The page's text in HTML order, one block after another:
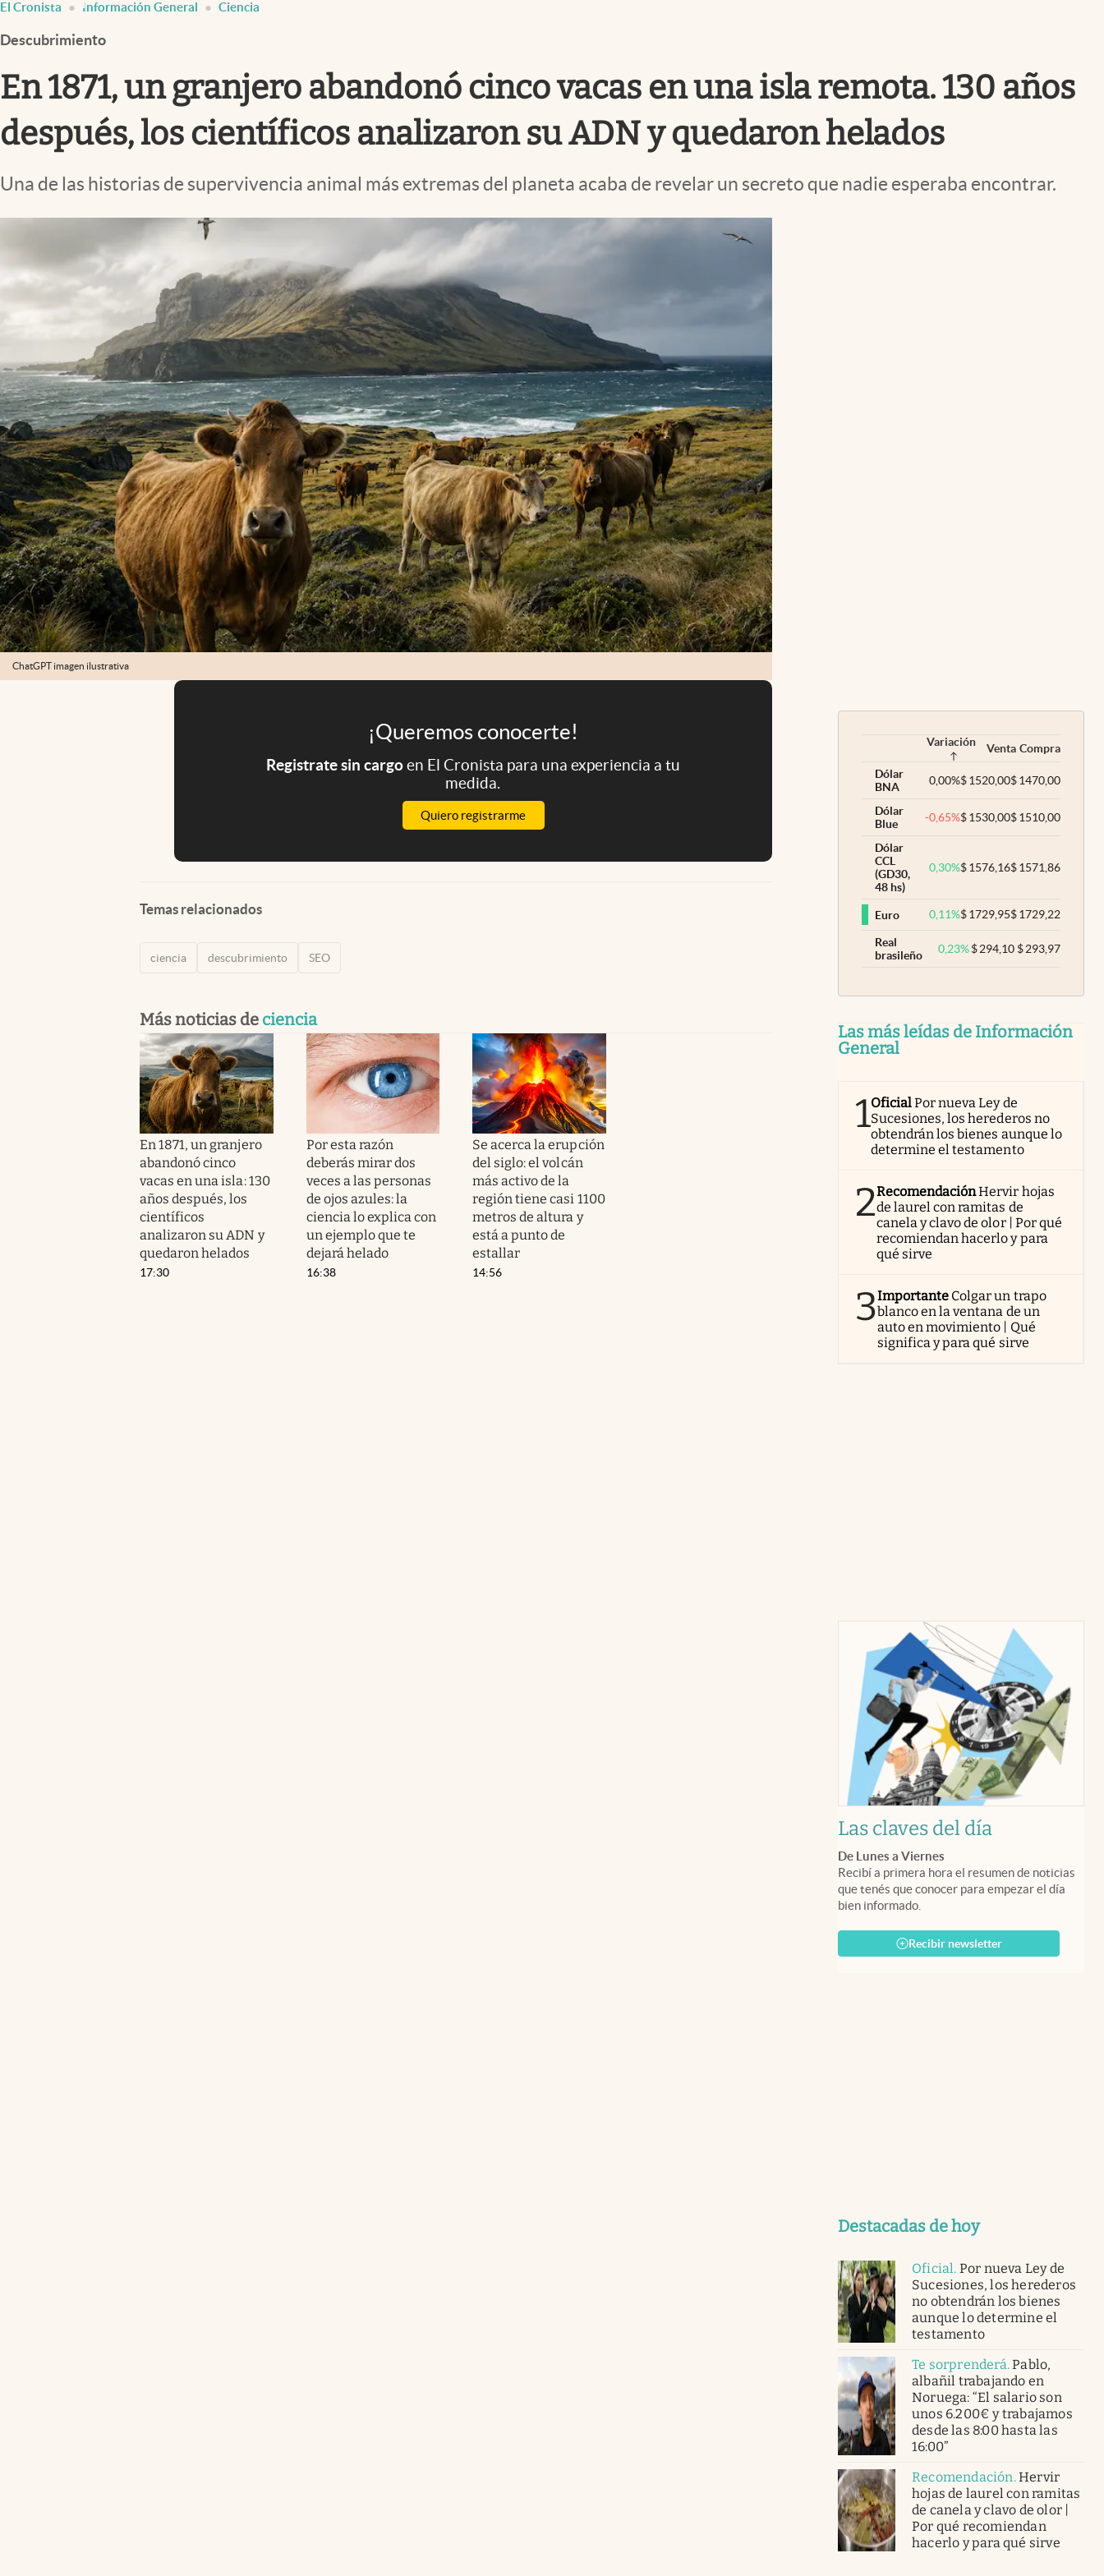
Infotechnology
Clase
Clima
Mundial 2026
Eventos Corporativos
El Cronista Información General Ciencia
Descubrimiento
En 1871, un granjero abandonó cinco vacas en una isla remota. 130 años
después, los científicos analizaron su ADN y quedaron helados
Una de las historias de supervivencia animal más extremas del planeta acaba de revelar un secreto que nadie esperaba encontrar.
ChatGPT imagen ilustrativa
¡Queremos conocerte!
Registrate sin cargoen El Cronista para una experiencia a tu
medida.
Quiero registrarme
Temas relacionados
ciencia descubrimiento SEO
Más noticias de ciencia
En 1871, un granjero
abandonó cinco
vacas en una isla: 130
años después, los
científicos
analizaron su ADN y
quedaron helados
17:30
Por esta razón
deberás mirar dos
veces a las personas
de ojos azules: la
ciencia lo explica con
un ejemplo que te
dejará helado
16:38
Se acerca la erupción
del siglo: el volcán
más activo de la
región tiene casi 1100
metros de altura y
está a punto de
estallar
14:56
Variación Venta Compra
Dólar
BNA
0,00%$1520,00$1470,00
Dólar
Blue
-0,65%$1530,00$1510,00
Dólar
CCL
(GD30,
48 hs)
0,30%$1576,16$1571,86
Euro 0,11%$1729,95$1729,22
Real
brasileño
0,23% $294,10 $293,97
Las más leídas de Información
General
1OficialPor nueva Ley de
Sucesiones, los herederos no
obtendrán los bienes aunque lo
determine el testamento
2RecomendaciónHervir hojas
de laurel con ramitas de
canela y clavo de olor | Por qué
recomiendan hacerlo y para
qué sirve
3Importante Colgar un trapo
blanco en la ventana de un
auto en movimiento | Qué
significa y para qué sirve
Las claves del día
De Lunes a Viernes
Recibí a primera hora el resumen de noticias
que tenés que conocer para empezar el día
bien informado.
Recibir newsletter
Destacadas de hoy
Oficial. Por nueva Ley de
Sucesiones, los herederos
no obtendrán los bienes
aunque lo determine el
testamento
Te sorprenderá.Pablo,
albañil trabajando en
Noruega: “El salario son
unos 6.200€ y trabajamos
desde las 8:00 hasta las
16:00”
Recomendación.Hervir
hojas de laurel con ramitas
de canela y clavo de olor |
Por qué recomiendan
hacerlo y para qué sirve